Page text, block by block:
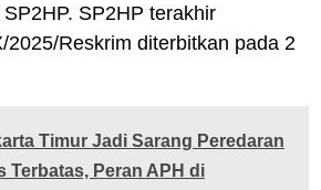
SP2HP terakhir
2025/Reskrim diterbitkan pada 2
Timur Jadi Sarang Peredaran
Terbatas, Peran APH di